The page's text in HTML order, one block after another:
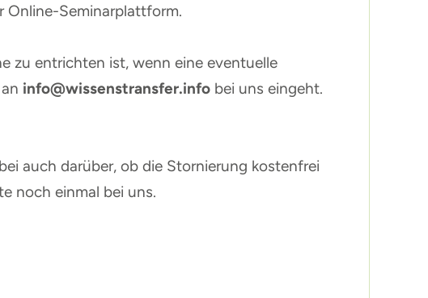
Online-Seminarplattform.
zu entrichten ist, wenn eine eventuelle
info@wissenstransfer.info bei uns eingeht.
auch darüber, ob die Stornierung kostenfrei
noch einmal bei uns.